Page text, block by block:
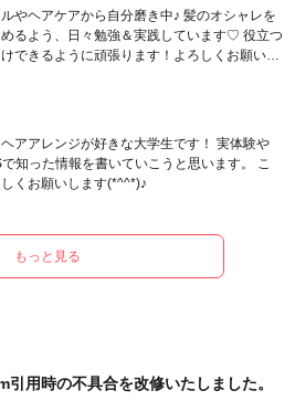
やヘアケアから自分磨き中♪ 髪のオシャレを
めるよう、日々勉強＆実践しています♡ 役立つ
できるように頑張ります！よろしくお願いし
アアレンジが好きな大学生です！ 実体験や
知った情報を書いていこうと思います。 こ
くお願いします(*^^*)♪
もっと見る
用時の不具合を改修いたしました。